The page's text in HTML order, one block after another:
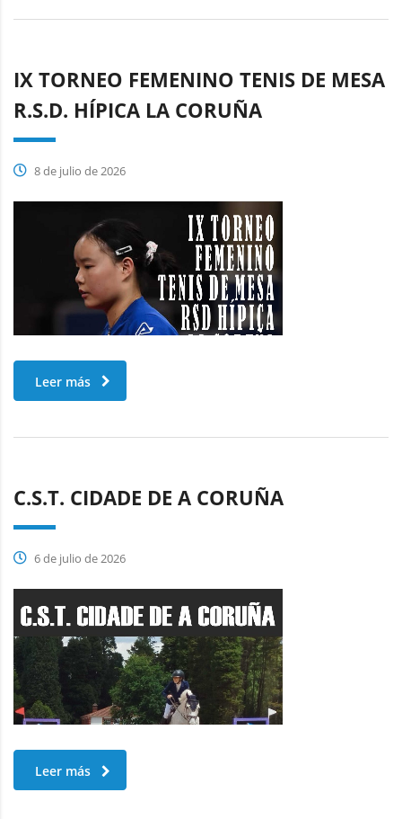
IX TORNEO FEMENINO TENIS DE MESA
R.S.D. HÍPICA LA CORUÑA
8 de julio de 2026
Leer más
C.S.T. CIDADE DE A CORUÑA
6 de julio de 2026
Leer más